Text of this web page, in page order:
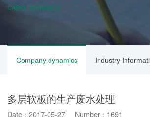
CABOL DYNAMICS
Company dynamics Industry
多层软板的生产废水处理
Date：2017-05-27 Number：1691